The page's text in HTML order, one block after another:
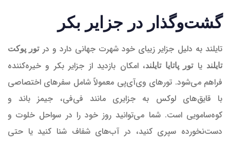
گشت‌وگذار در جزایر بکر
تایلند به دلیل جزایر زیبای خود شهرت جهانی دارد و درتور پوکت
تایلند یاتور پاتایا تایلند، امکان بازدید از جزایر بکر و خیره‌کننده
فراهم می‌شود. تورهای وی‌آی‌پی معمولاً شامل سفرهای اختصاصی
با قایق‌های لوکس به جزایری مانند فی‌فی، جیمز باند و
کوه‌سامویی است. شما می‌توانید روز خود را در سواحل خلوت و
دست‌نخورده سپری کنید، در آب‌های شفاف شنا کنید یا حتی